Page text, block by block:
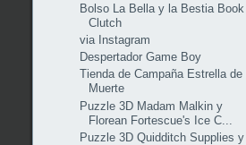
Bolso La Bella y la Bestia Book
Clutch
via Instagram
Despertador Game Boy
Tienda de Campaña Estrella de
Muerte
Puzzle 3D Madam Malkin y
Florean Fortescue's Ice C...
Puzzle 3D Quidditch Supplies y